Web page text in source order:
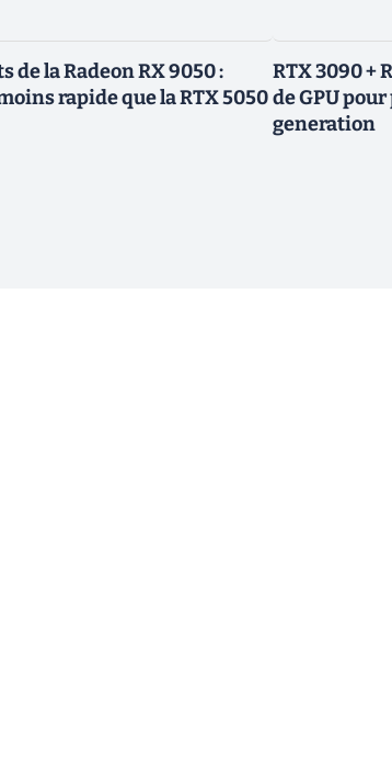
de la Radeon RX 9050 :
rapide que la RTX 5050
RTX 3090 +
de GPU
generation